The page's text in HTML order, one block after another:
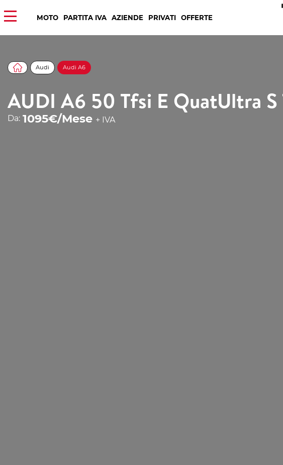
MOTO PARTITA IVA AZIENDE PRIVATI OFFERTE
Audi Audi A6
AUDI A6 50 Tfsi E QuatUltra S
Da: 1095€/Mese + IVA